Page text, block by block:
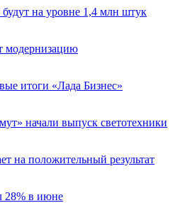
на уровне 1,4 млн штук
модернизацию
итоги «Лада Бизнес»
начали выпуск светотехники
на положительный результат
28% в июне